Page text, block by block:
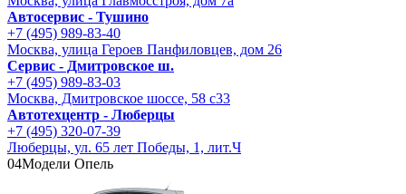
Автосервис - Тушино
+7 (495) 989-83-40
Москва, улица Героев Панфиловцев, дом 26
Сервис - Дмитровское ш.
+7 (495) 989-83-03
Москва, Дмитровское шоссе, 58 с33
Автотехцентр - Люберцы
+7 (495) 320-07-39
Люберцы, ул. 65 лет Победы, 1, лит.Ч
04Модели Опель